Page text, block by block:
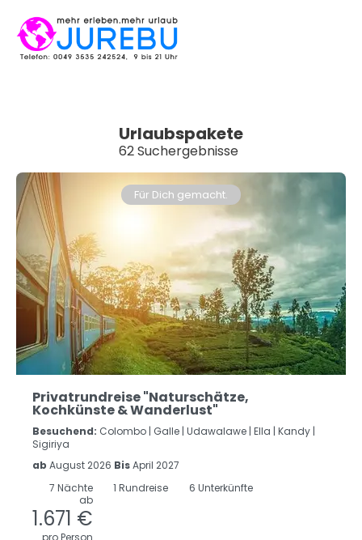
Urlaubspakete
62 Suchergebnisse
Für Dich gemacht.
Privatrundreise "Naturschätze,
Kochkünste & Wanderlust"
Besuchend: Colombo | Galle | Udawalawe | Ella | Kandy |
Sigiriya
ab August 2026 BisApril 2027
7 Nächte 1 Rundreise
6 Unterkünfte
ab
1.671 €
pro Person